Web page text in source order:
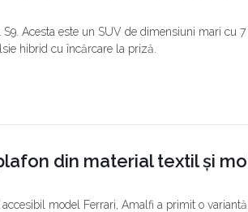
Acesta este un SUV de dimensiuni mari cu
hibrid cu încărcare la priză.
din material textil și
model Ferrari, Amalfi a primit o variantă